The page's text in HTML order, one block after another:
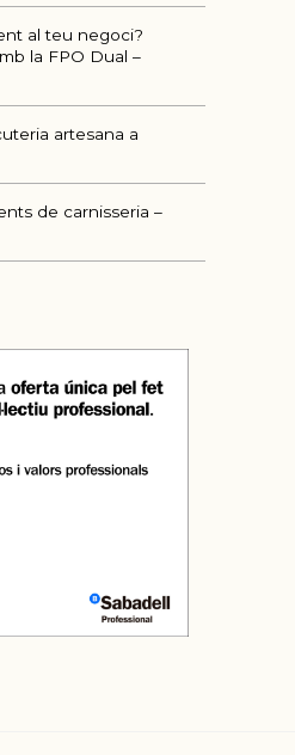
al teu negoci?
la FPO Dual –
artesana a
de carnisseria –